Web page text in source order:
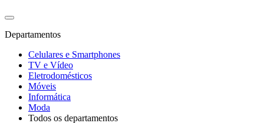
Departamentos
Celulares e Smartphones
TV e Vídeo
Eletrodomésticos
Móveis
Informática
Moda
Todos os departamentos